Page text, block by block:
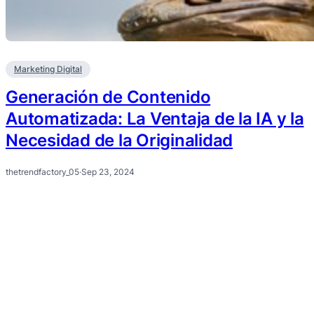
Marketing Digital
Generación de Contenido
Automatizada: La Ventaja de la IA y la
Necesidad de la Originalidad
thetrendfactory_05·Sep 23, 2024